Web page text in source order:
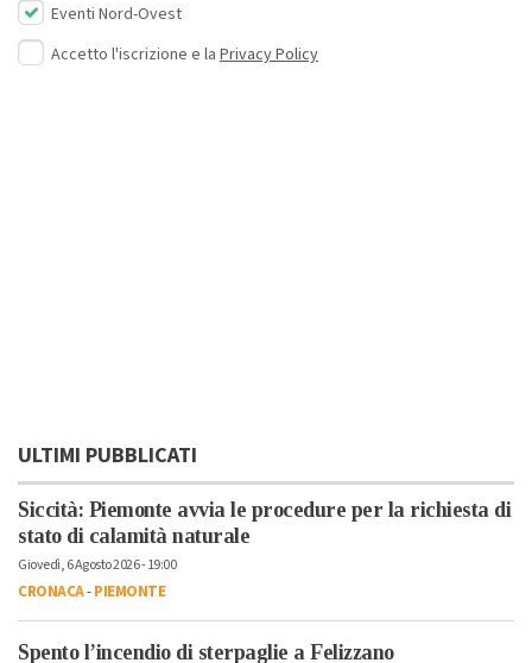
Eventi Nord-Ovest
Accetto l'iscrizione e la Privacy Policy
ULTIMI PUBBLICATI
Siccità: Piemonte avvia le procedure per la richiesta di
stato di calamità naturale
Giovedì, 6 Agosto 2026 - 19:00
CRONACA-PIEMONTE
Spento l’incendio di sterpaglie a Felizzano